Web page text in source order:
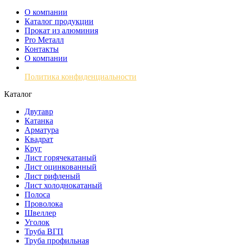
О компании
Каталог продукции
Прокат из алюминия
Pro Металл
Контакты
О компании
Политика конфиденциальности
Каталог
Двутавр
Катанка
Арматура
Квадрат
Круг
Лист горячекатаный
Лист оцинкованный
Лист рифленый
Лист холоднокатаный
Полоса
Проволока
Швеллер
Уголок
Труба ВГП
Труба профильная